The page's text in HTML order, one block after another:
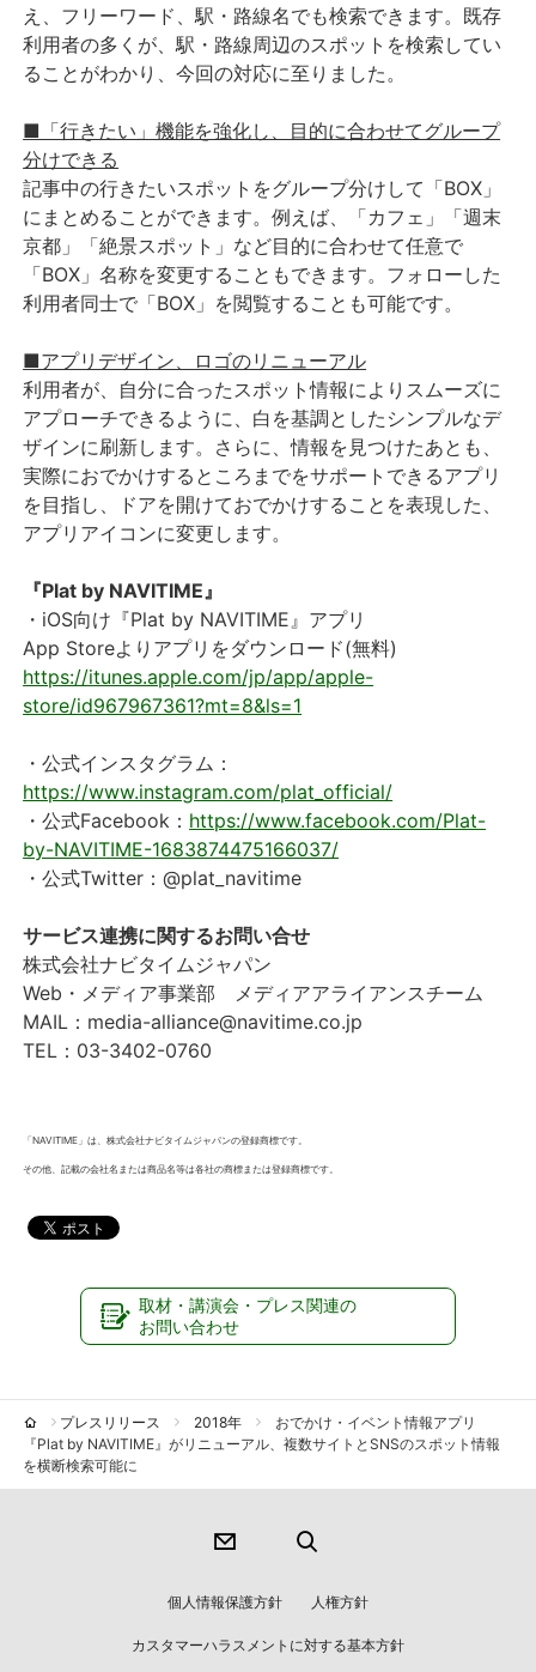
え、フリーワード、駅・路線名でも検索できます。既存
利用者の多くが、駅・路線周辺のスポットを検索してい
ることがわかり、今回の対応に至りました。
■「行きたい」機能を強化し、目的に合わせてグループ
分けできる
記事中の行きたいスポットをグループ分けして「BOX」
にまとめることができます。例えば、「カフェ」「週末
京都」「絶景スポット」など目的に合わせて任意で
「BOX」名称を変更することもできます。フォローした
利用者同士で「BOX」を閲覧することも可能です。
■アプリデザイン、ロゴのリニューアル
利用者が、自分に合ったスポット情報によりスムーズに
アプローチできるように、白を基調としたシンプルなデ
ザインに刷新します。さらに、情報を見つけたあとも、
実際におでかけするところまでをサポートできるアプリ
を目指し、ドアを開けておでかけすることを表現した、
アプリアイコンに変更します。
『Plat by NAVITIME』
・iOS向け『Plat by NAVITIME』アプリ
App Storeよりアプリをダウンロード(無料)
https://itunes.apple.com/jp/app/apple-
store/id967967361?mt=8&ls=1
・公式インスタグラム：
https://www.instagram.com/plat_official/
・公式Facebook： https://www.facebook.com/Plat-
by-NAVITIME-1683874475166037/
サービス連携に関するお問い合せ
株式会社ナビタイムジャパン
Web・メディア事業部 メディアアライアンスチーム
MAIL：media-alliance@navitime.co.jp
TEL：03-3402-0760
「NAVITIME」は、株式会社ナビタイムジャパンの登録商標です。
その他、記載の会社名または商品名等は各社の商標または登録商標です。
取材・講演会・プレス関連の
お問い合わせ
プレスリリース 2018年
おでかけ・イベント情報アプリ
『Plat by NAVITIME』がリニューアル、複数サイトとSNSのスポット情報
を横断検索可能に
個人情報保護方針 人権方針
カスタマーハラスメントに対する基本方針